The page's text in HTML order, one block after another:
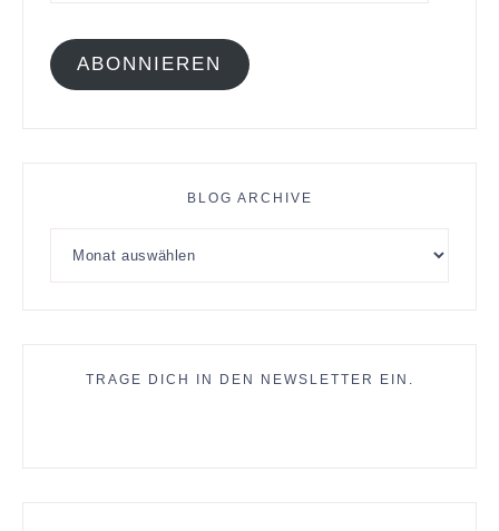
ABONNIEREN
BLOG ARCHIVE
TRAGE DICH IN DEN NEWSLETTER EIN.